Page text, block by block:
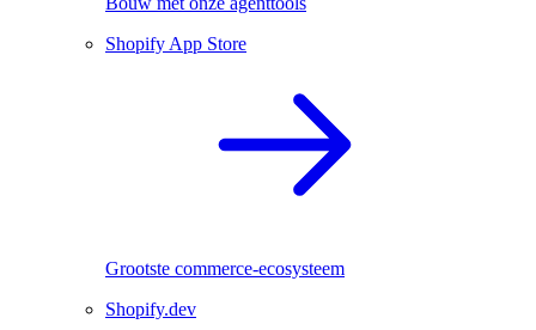
Shopify App Store
Grootste commerce-ecosysteem
Shopify.dev